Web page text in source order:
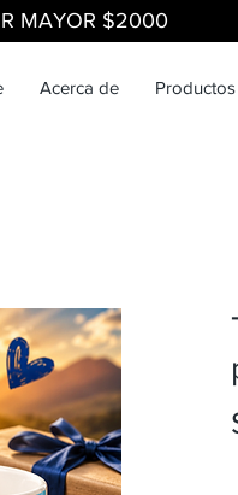
MAYOR $2000
Acerca de Productos